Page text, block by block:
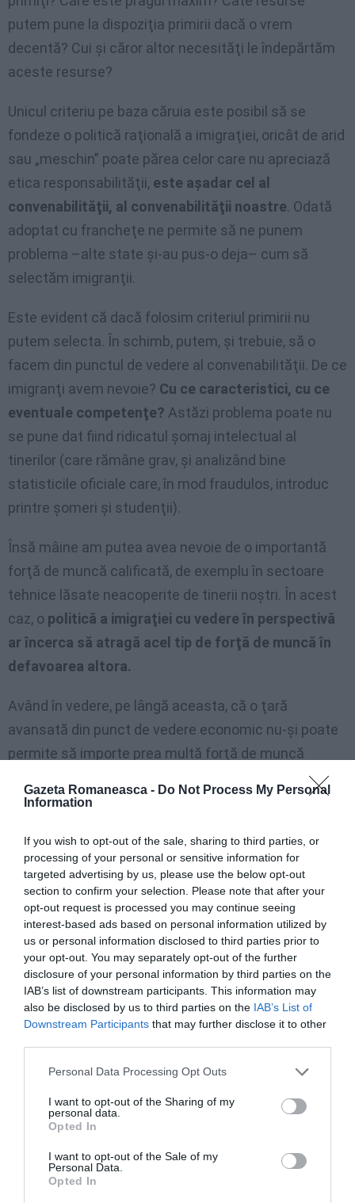
Gazeta Romaneasca - Do Not Process My Personal
Information
If you wish to opt-out of the sale, sharing to third parties, or
processing of your personal or sensitive information for
targeted advertising by us, please use the below opt-out
section to confirm your selection. Please note that after your
opt-out request is processed you may continue seeing
interest-based ads based on personal information utilized by
us or personal information disclosed to third parties prior to
your opt-out. You may separately opt-out of the further
disclosure of your personal information by third parties on the
IAB’s list of downstream participants. This information may
also be disclosed by us to third parties on the IAB’s List of
Downstream Participants that may further disclose it to other
Personal Data Processing Opt Outs
I want to opt-out of the Sharing of my
personal data.
Opted In
I want to opt-out of the Sale of my
Personal Data.
Opted In
putem pune la dispoziţia primirii dacă o vrem
decentă? Cui şi căror altor necesităţi le îndepărtăm
aceste resurse?
Unicul criteriu pe baza căruia este posibil să se
fondeze o politică raţională a imigraţiei, oricât de arid
sau „meschin” poate părea celor care nu apreciază
etica responsabilităţii, este aşadar cel al
convenabilităţii, al convenabilităţii noastre. Odată
adoptat cu francheţe ne permite să ne punem
problema –alte state şi-au pus-o deja– cum să
selectăm imigranţii.
Este evident că dacă folosim criteriul primirii nu
putem selecta. În schimb, putem, şi trebuie, să o
facem din punctul de vedere al convenabilităţii. De ce
imigranţi avem nevoie? Cu ce caracteristici, cu ce
eventuale competenţe? Astăzi problema poate nu
se pune dat fiind ridicatul şomaj intelectual al
tinerilor (care rămâne grav, şi analizând bine
statisticile oficiale care, în mod fraudulos, introduc
printre şomeri şi studenţii).
Însă mâine am putea avea nevoie de o importantă
forţă de muncă calificată, de exemplu în sectoare
tehnice lăsate neacoperite de tinerii noştri. În acest
caz, o politică a imigraţiei cu vedere în perspectivă
ar încerca să atragă acel tip de forţă de muncă în
defavoarea altora.
Având în vedere, pe lângă aceasta, că o ţară
avansată din punct de vedere economic nu-şi poate
permite să importe prea multă forţă de muncă
absorbi pe pieţele legale, sfârşind astfel prin a le
Un efect colateral al unei politici inspirată de
convenabilitate este că vom face să o ducă bine şi
imigranţii pe care îi primim.
Şi apoi există alte consideraţii care ar trebui să intre
în evaluările celor care decid politica imigraţiei. De
exemplu, anumite grupuri, care provin din anumite
ţări, artrebui să fie privilegiate faţă de alte grupuri,
provenite din alte ţări, dacă se constată că
de cei de tipul al doilea.
Este posibil să convină favorizarea imigraţiei din
anumite praguri, şi ţinând cont de diferenţele în
ratele de natalitate, celei din lumea islamică. Cel